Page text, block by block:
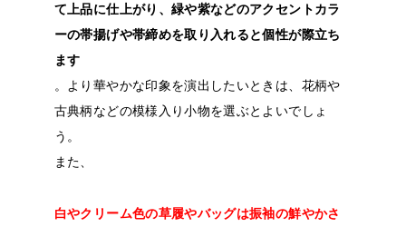
て上品に仕上がり、緑や紫などのアクセントカラ
ーの帯揚げや帯締めを取り入れると個性が際立ち
ます
。より華やかな印象を演出したいときは、花柄や
古典柄などの模様入り小物を選ぶとよいでしょ
う。
また、
白やクリーム色の草履やバッグは振袖の鮮やかさ